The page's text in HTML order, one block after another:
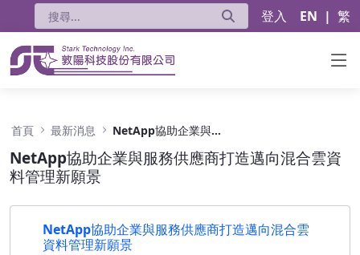
登入 EN | 繁
首頁 最新消息 NetApp協助企業與服務供應商打造邁向混合雲資料管理新願景
NetApp協助企業與服務供應商打造邁向混合雲資
料管理新願景
NetApp協助企業與服務供應商打造邁向混合雲
資料管理新願景